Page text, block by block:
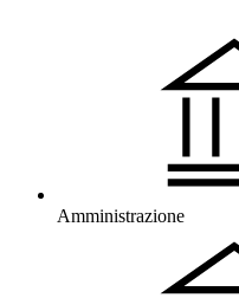
Amministrazione